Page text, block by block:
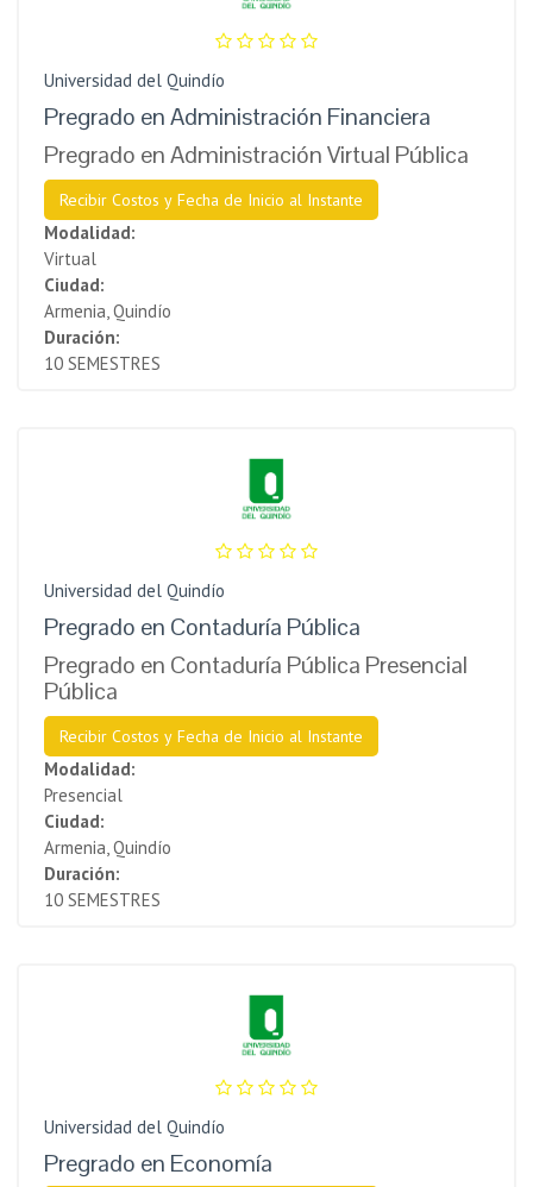
Universidad del Quindío
Pregrado en Administración Financiera
Pregrado en Administración Virtual Pública
Recibir Costos y Fecha de Inicio al Instante
Modalidad:
Virtual
Ciudad:
Armenia, Quindío
Duración:
10 SEMESTRES
Universidad del Quindío
Pregrado en Contaduría Pública
Pregrado en Contaduría Pública Presencial
Pública
Recibir Costos y Fecha de Inicio al Instante
Modalidad:
Presencial
Ciudad:
Armenia, Quindío
Duración:
10 SEMESTRES
Universidad del Quindío
Pregrado en Economía